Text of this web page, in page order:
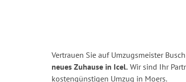
Vertrauen Sie auf Umzugsmeister
neues Zuhause in Icel. Wir sind Ihr
kostengünstigen Umzug in Moers.